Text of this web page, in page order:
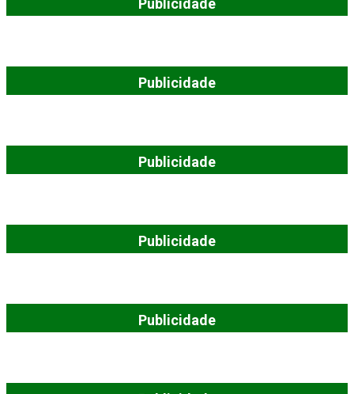
Publicidade
Publicidade
Publicidade
Publicidade
Publicidade